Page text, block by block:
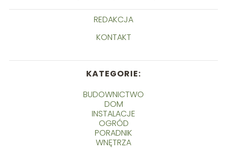
REDAKCJA
KONTAKT
KATEGORIE:
BUDOWNICTWO
DOM
INSTALACJE
OGRÓD
PORADNIK
WNĘTRZA